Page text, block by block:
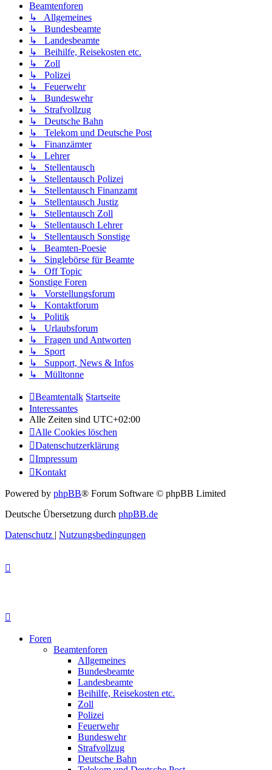
Beamtenforen
↳ Allgemeines
↳ Bundesbeamte
↳ Landesbeamte
↳ Beihilfe, Reisekosten etc.
↳ Zoll
↳ Polizei
↳ Feuerwehr
↳ Bundeswehr
↳ Strafvollzug
↳ Deutsche Bahn
↳ Telekom und Deutsche Post
↳ Finanzämter
↳ Lehrer
↳ Stellentausch
↳ Stellentausch Polizei
↳ Stellentausch Finanzamt
↳ Stellentausch Justiz
↳ Stellentausch Zoll
↳ Stellentausch Lehrer
↳ Stellentausch Sonstige
↳ Beamten-Poesie
↳ Singlebörse für Beamte
↳ Off Topic
Sonstige Foren
↳ Vorstellungsforum
↳ Kontaktforum
↳ Politik
↳ Urlaubsforum
↳ Fragen und Antworten
↳ Sport
↳ Support, News & Infos
↳ Mülltonne
Beamtentalk Startseite
Interessantes
Alle Zeiten sind UTC+02:00
Alle Cookies löschen
Datenschutzerklärung
Impressum
Kontakt
Powered by phpBB® Forum Software © phpBB Limited
Deutsche Übersetzung durch phpBB.de
Datenschutz | Nutzungsbedingungen
Foren
Beamtenforen
Allgemeines
Bundesbeamte
Landesbeamte
Beihilfe, Reisekosten etc.
Zoll
Polizei
Feuerwehr
Bundeswehr
Strafvollzug
Deutsche Bahn